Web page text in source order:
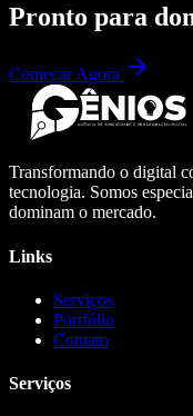
Pronto para
Começar Agora
Transformando o digital
tecnologia. Somos
dominam o mercado.
Links
Serviços
Portfólio
Contato
Serviços